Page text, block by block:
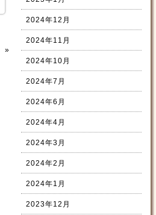
»
2024年12月
2024年11月
2024年10月
2024年7月
2024年6月
2024年4月
2024年3月
2024年2月
2024年1月
2023年12月